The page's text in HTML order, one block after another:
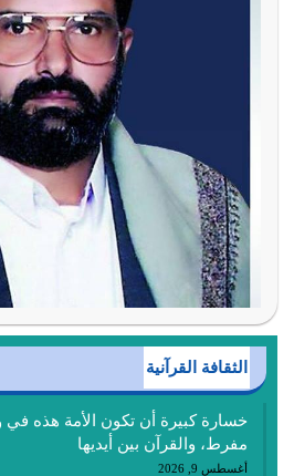
الثقافة القرآنية
خسارة كبيرة أن تكون الأمة هذه
مفرط، والقرآن بين أيديها
أغسطس 9, 2026